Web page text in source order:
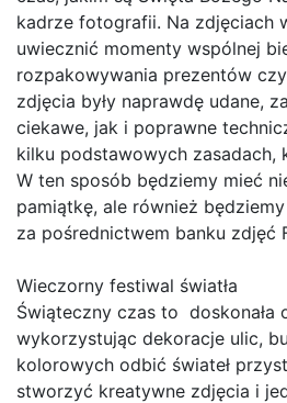
kadrze fotografii. Na zdjęciach
uwiecznić momenty wspólnej
rozpakowywania prezentów
zdjęcia były naprawdę udane,
ciekawe, jak i poprawne
kilku podstawowych zasadach,
W ten sposób będziemy mieć
pamiątkę, ale również
za pośrednictwem banku zdjęć
Wieczorny festiwal światła
Świąteczny czas to doskonała
wykorzystując dekoracje ulic,
kolorowych odbić świateł
stworzyć kreatywne zdjęcia i